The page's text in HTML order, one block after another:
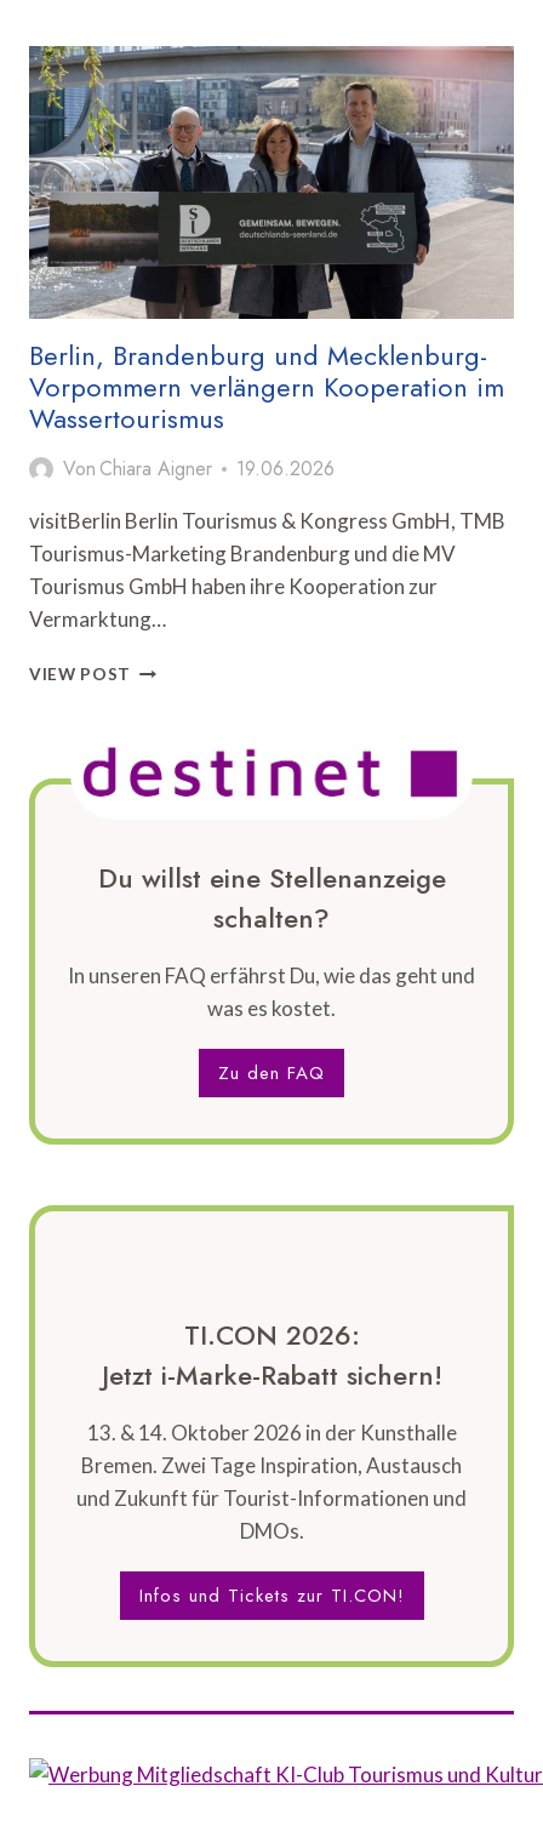
VON
AIRBNB
UND
DTV
GESTARTET
Berlin, Brandenburg und Mecklenburg-
Vorpommern verlängern Kooperation im
Wassertourismus
Von Chiara Aigner 19.06.2026
visitBerlin Berlin Tourismus & Kongress GmbH, TMB
Tourismus-Marketing Brandenburg und die MV
Tourismus GmbH haben ihre Kooperation zur
Vermarktung…
VIEW POST BERLIN,
VORPOMMERN
VERLÄNGERN
WASSERTOURISMUS
Du willst eine Stellenanzeige
schalten?
In unseren FAQ erfährst Du, wie das geht und
was es kostet.
Zu den FAQ
TI.CON 2026:
Jetzt i-Marke-Rabatt sichern!
13. & 14. Oktober 2026 in der Kunsthalle
Bremen. Zwei Tage Inspiration, Austausch
und Zukunft für Tourist-Informationen und
DMOs.
Infos und Tickets zur TI.CON!